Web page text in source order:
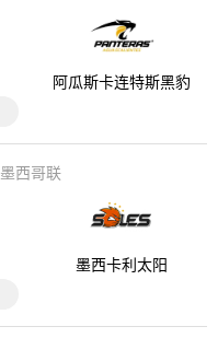
阿瓜斯卡连特斯黑豹
墨西哥联
墨西卡利太阳